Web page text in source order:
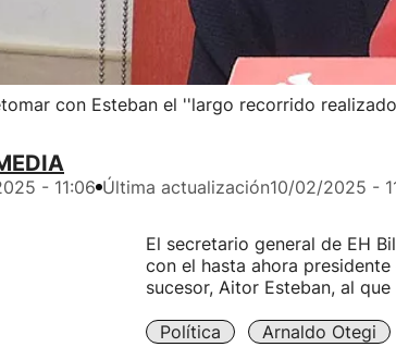
con Esteban el ''largo recorrido
- 11:06 Última actualización10/02/2025 -
El secretario general de EH
con el hasta ahora
sucesor, Aitor Esteban, al
Política Arnaldo Otegi